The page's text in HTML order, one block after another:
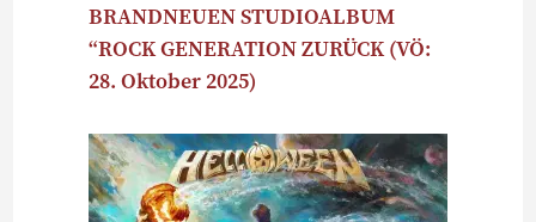
BRANDNEUEN STUDIOALBUM
“ROCK GENERATION ZURÜCK (VÖ:
28. Oktober 2025)